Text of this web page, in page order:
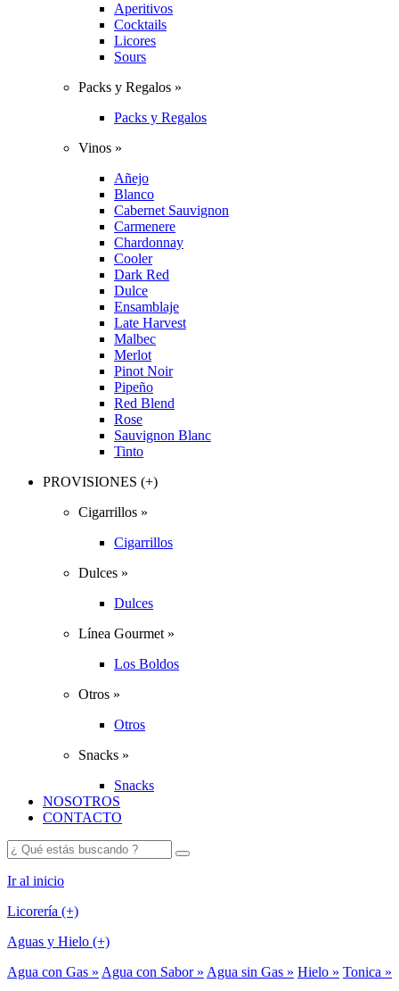
Aperitivos
Cocktails
Licores
Sours
Packs y Regalos »
Packs y Regalos
Vinos »
Añejo
Blanco
Cabernet Sauvignon
Carmenere
Chardonnay
Cooler
Dark Red
Dulce
Ensamblaje
Late Harvest
Malbec
Merlot
Pinot Noir
Pipeño
Red Blend
Rose
Sauvignon Blanc
Tinto
PROVISIONES (+)
Cigarrillos »
Cigarrillos
Dulces »
Dulces
Línea Gourmet »
Los Boldos
Otros »
Otros
Snacks »
Snacks
NOSOTROS
CONTACTO
Ir al inicio
Licorería (+)
Aguas y Hielo (+)
Agua con Gas » Agua con Sabor » Agua sin Gas » Hielo » Tonica »